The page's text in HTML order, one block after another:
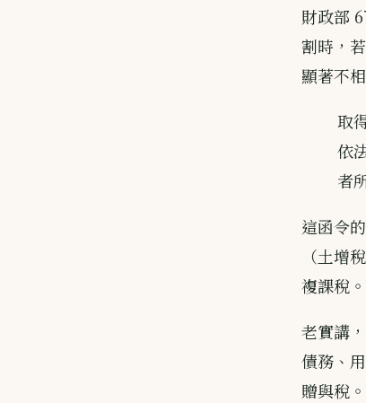
財政部
割時，
顯著不
取
依
者
這函令
（土增
複課稅
老實講
債務、
贈與稅。